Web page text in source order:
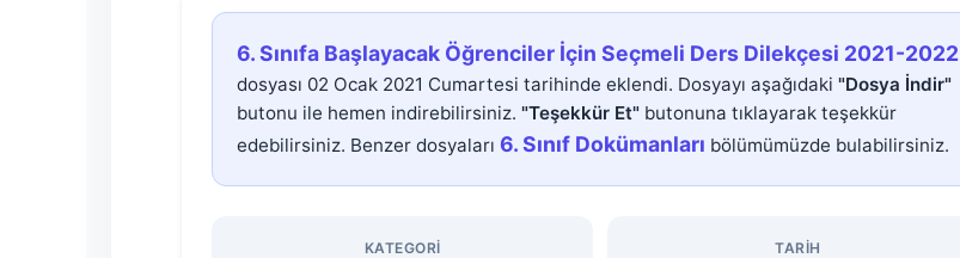
6.
Sınıfa
Başlayacak
6. Sınıfa Başlayacak Öğrenciler İçin Seçmeli Ders Dilekçesi 2021-2022
dosyası 02 Ocak 2021 Cumartesi tarihinde eklendi. Dosyayı aşağıdaki "Dosya İndir"
butonu ile hemen indirebilirsiniz. "Teşekkür Et" butonuna tıklayarak teşekkür
edebilirsiniz. Benzer dosyaları 6. Sınıf Dokümanları bölümümüzde bulabilirsiniz.
KATEGORI TARIH